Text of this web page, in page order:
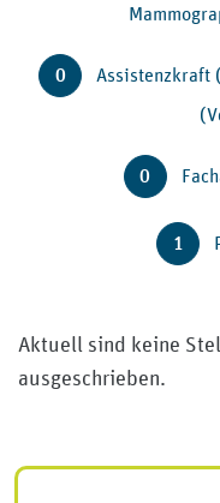
0
Assistenzkraft
0
1
Aktuell sind keine
ausgeschrieben.